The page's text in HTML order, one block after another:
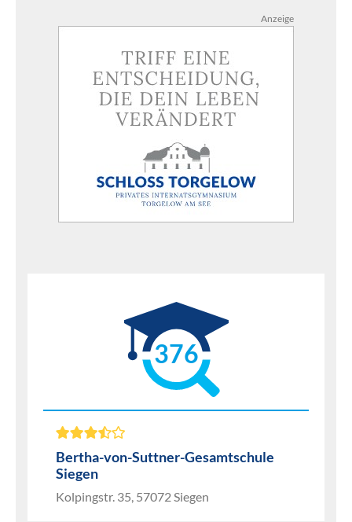
Anzeige
376
Bertha-von-Suttner-Gesamtschule
Siegen
Kolpingstr. 35, 57072 Siegen